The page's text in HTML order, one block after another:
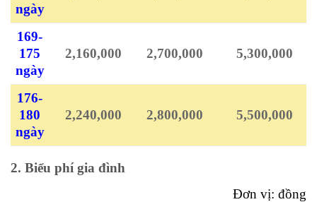
ngày
169-
175
ngày
2,160,000 2,700,000 5,300,000
176-
180
ngày
2,240,000 2,800,000 5,500,000
2. Biểu phí gia đình
Đơn vị: đồng